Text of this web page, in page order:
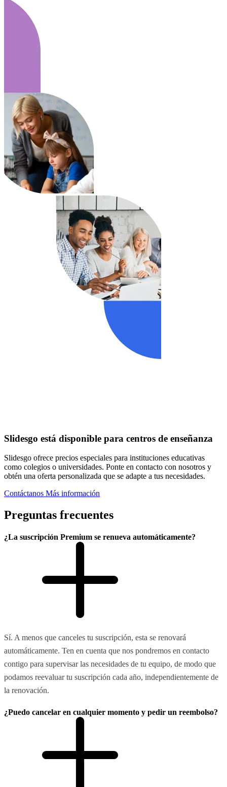
Slidesgo está disponible para centros de enseñanza
Slidesgo ofrece precios especiales para instituciones educativas
como colegios o universidades. Ponte en contacto con nosotros y
obtén una oferta personalizada que se adapte a tus necesidades.
Contáctanos Más información
Preguntas frecuentes
¿La suscripción Premium se renueva automáticamente?
Sí. A menos que canceles tu suscripción, esta se renovará
automáticamente. Ten en cuenta que nos pondremos en contacto
contigo para supervisar las necesidades de tu equipo, de modo que
podamos reevaluar tu suscripción cada año, independientemente de
la renovación.
¿Puedo cancelar en cualquier momento y pedir un reembolso?